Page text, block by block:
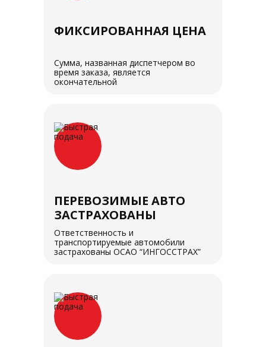
ФИКСИРОВАННАЯ ЦЕНА
Сумма, названная диспетчером во
время заказа, является
окончательной
ПЕРЕВОЗИМЫЕ АВТО
ЗАСТРАХОВАНЫ
Ответственность и
транспортируемые автомобили
застрахованы ОСАО “ИНГОССТРАХ”